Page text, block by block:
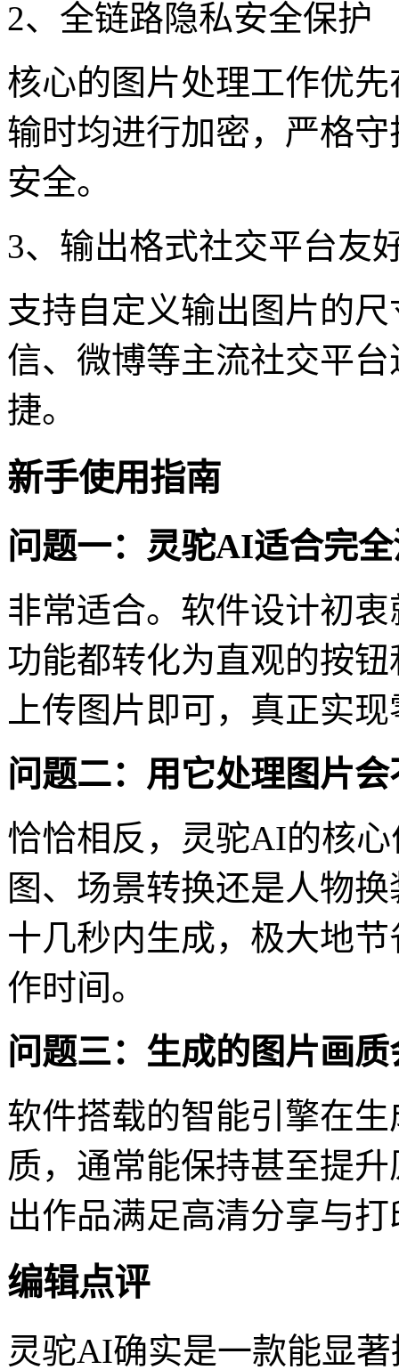
2、全链路隐私安全保护
核心的图片处理工作优
输时均进行加密，严格
安全。
3、输出格式社交平台友
支持自定义输出图片的
信、微博等主流社交平
捷。
新手使用指南
问题一：灵驼AI适合完
非常适合。软件设计初
功能都转化为直观的按
上传图片即可，真正实
问题二：用它处理图片
恰恰相反，灵驼AI的核
图、场景转换还是人物
十几秒内生成，极大地
作时间。
问题三：生成的图片画
软件搭载的智能引擎在
质，通常能保持甚至提
出作品满足高清分享与
编辑点评
灵驼AI确实是一款能显